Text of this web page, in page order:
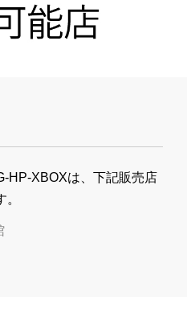
HP-XBOXは、下記販売店